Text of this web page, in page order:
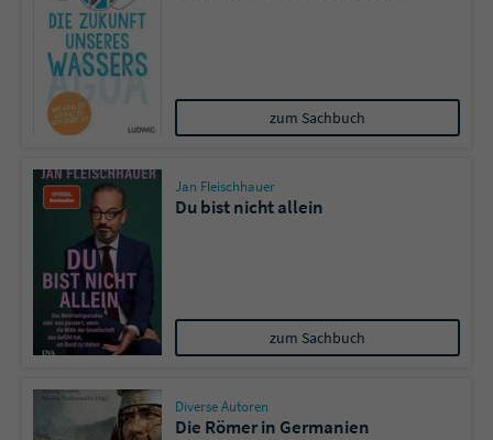
zum Sachbuch
Jan Fleischhauer
Du bist nicht allein
zum Sachbuch
Diverse Autoren
Die Römer in Germanien